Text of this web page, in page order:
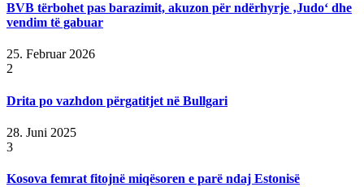
BVB tërbohet pas barazimit, akuzon për ndërhyrje ‚Judo‘ dhe
vendim të gabuar
25. Februar 2026
2
Drita po vazhdon përgatitjet në Bullgari
28. Juni 2025
3
Kosova femrat fitojnë miqësoren e parë ndaj Estonisë